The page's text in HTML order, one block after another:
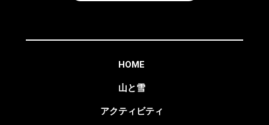
HOME
山と雪
アクティビティ